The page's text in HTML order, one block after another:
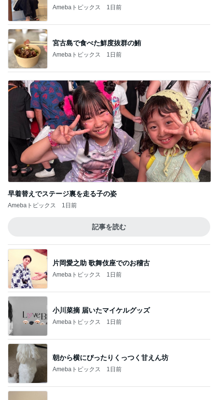
Amebaトピックス 1日前
宮古島で食べた鮮度抜群の鮪
Amebaトピックス 1日前
早着替えでステージ裏を走る子の姿
Amebaトピックス 1日前
記事を読む
片岡愛之助 歌舞伎座でのお稽古
Amebaトピックス 1日前
小川菜摘 届いたマイケルグッズ
Amebaトピックス 1日前
朝から横にぴったりくっつく甘えん坊
Amebaトピックス 1日前